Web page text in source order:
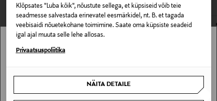
Klõpsates "Luba kõik", nõustute sellega, et küpsiseid võib teie
seadmesse salvestada erinevatel eesmärkidel, nt. B. et tagada
veebisaidi nõuetekohane toimimine. Saate oma küpsiste seadeid
igal ajal muuta selle lehe allosas.
Privaatsuspoliitika
NÄITA DETAILE
Värv
NOCOL
E-POE TAGASTUSED
Stockmann pole Sinu riigis saadaval.
SAAN ARU